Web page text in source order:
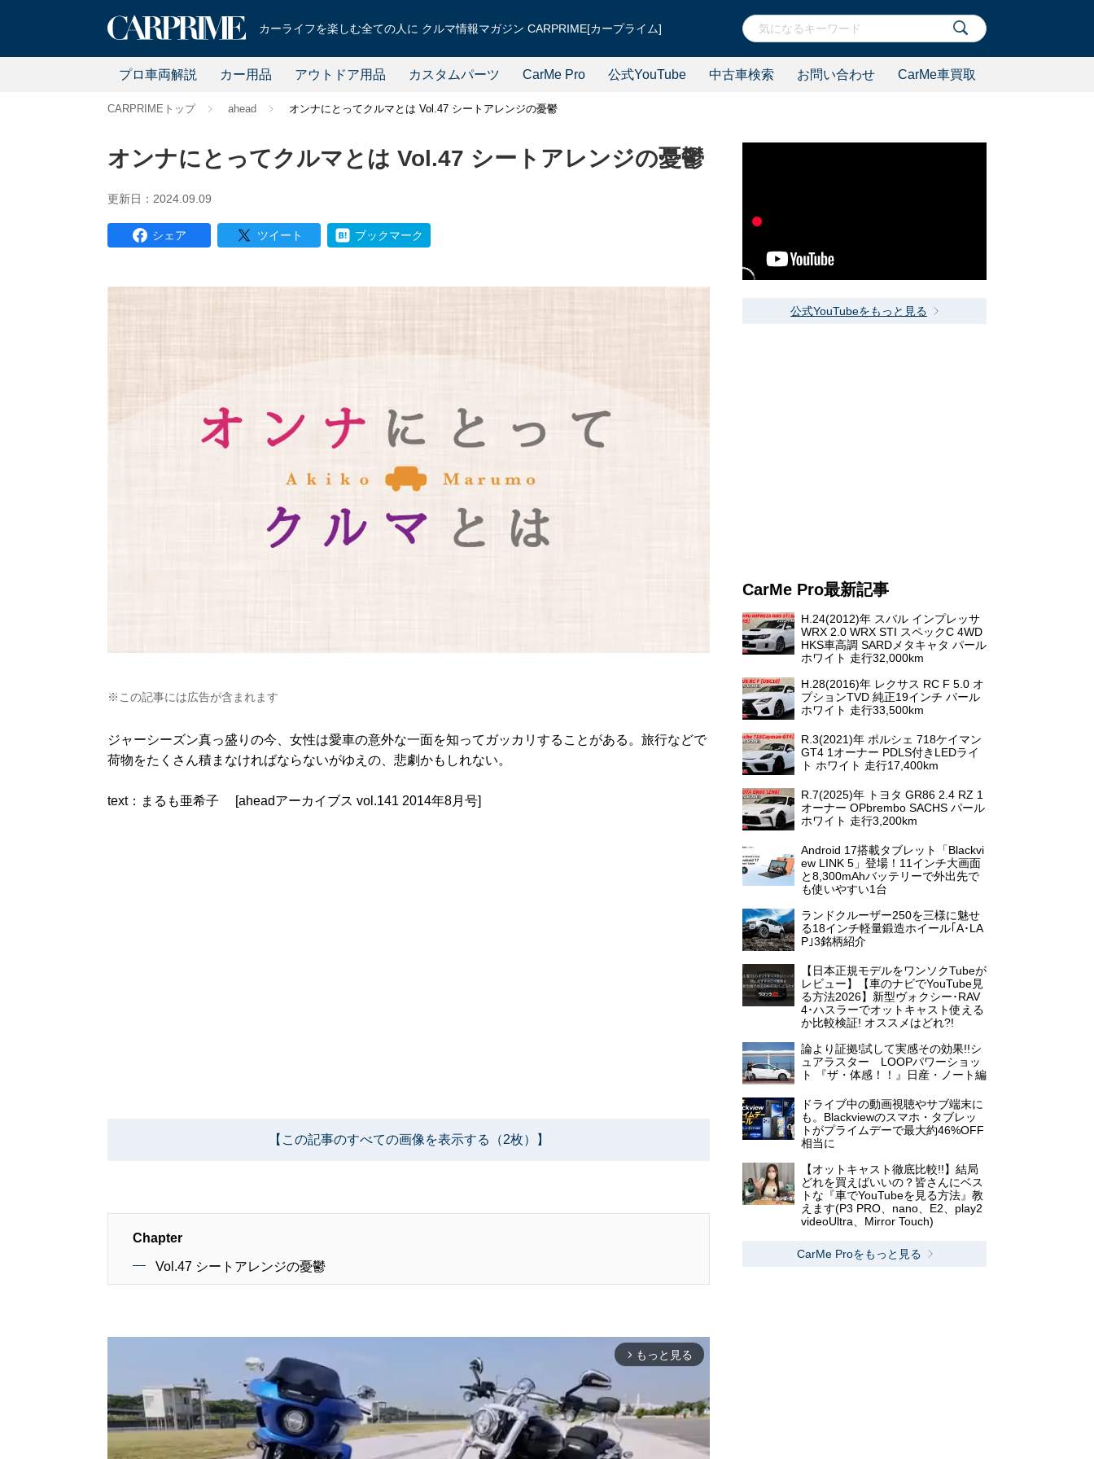
カーライフを楽しむ全ての人に クルマ情報マガジン CARPRIME[カープライム]
プロ車両解説 カー用品 アウトドア用品 カスタムパーツ CarMe Pro 公式YouTube 中古車検索 お問い合わせ CarMe車買取
CARPRIMEトップ ahead オンナにとってクルマとは Vol.47 シートアレンジの憂鬱
オンナにとってクルマとは Vol.47 シートアレンジの憂鬱
更新日：2024.09.09
シェア ツイート ブックマーク
※この記事には広告が含まれます
ジャーシーズン真っ盛りの今、女性は愛車の意外な一面を知ってガッカリすることがある。旅行などで
荷物をたくさん積まなければならないがゆえの、悲劇かもしれない。
text：まるも亜希子 [aheadアーカイブス vol.141 2014年8月号]
【この記事のすべての画像を表示する（2枚）】
Chapter
Vol.47 シートアレンジの憂鬱
arrow_forward_ios もっと見る
公式YouTubeをもっと見る
CarMe Pro最新記事
H.24(2012)年 スバル インプレッサ
WRX 2.0 WRX STI スペックC 4WD
HKS車高調 SARDメタキャタ パール
ホワイト 走行32,000km
H.28(2016)年 レクサス RC F 5.0 オ
プションTVD 純正19インチ パール
ホワイト 走行33,500km
R.3(2021)年 ポルシェ 718ケイマン
GT4 1オーナー PDLS付きLEDライ
ト ホワイト 走行17,400km
R.7(2025)年 トヨタ GR86 2.4 RZ 1
オーナー OPbrembo SACHS パール
ホワイト 走行3,200km
Android 17搭載タブレット「Blackvi
ew LINK 5」登場！11インチ大画面
と8,300mAhバッテリーで外出先で
も使いやすい1台
ランドクルーザー250を三様に魅せ
る18インチ軽量鍛造ホイール｢A･LA
P｣3銘柄紹介
【日本正規モデルをワンソクTubeが
レビュー】【車のナビでYouTube見
る方法2026】新型ヴォクシー･RAV
4･ハスラーでオットキャスト使える
か比較検証! オススメはどれ?!
論より証拠!試して実感その効果!!シ
ュアラスター LOOPパワーショッ
ト 『ザ・体感！！』日産・ノート編
ドライブ中の動画視聴やサブ端末に
も。Blackviewのスマホ・タブレッ
トがプライムデーで最大約46%OFF
相当に
【オットキャスト徹底比較!!】結局
どれを買えばいいの？皆さんにベス
トな『車でYouTubeを見る方法』教
えます(P3 PRO、nano、E2、play2
videoUltra、Mirror Touch)
CarMe Proをもっと見る